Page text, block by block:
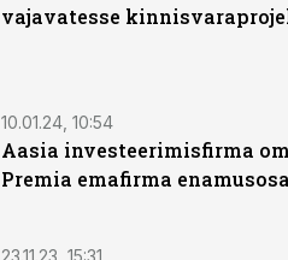
vajavatesse
10.01.24, 10:54
Aasia investeerimisfirma
Premia emafirma
23.11.23, 15:31